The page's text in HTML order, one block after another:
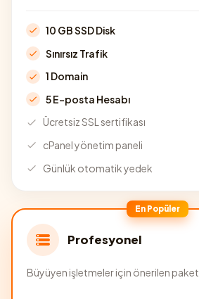
10 GB SSD Disk
Sınırsız Trafik
1 Domain
5 E-posta Hesabı
Ücretsiz SSL sertifikası
cPanel yönetim paneli
Günlük otomatik yedek
En Popüler
Profesyonel
Büyüyen işletmeler için önerilen paket